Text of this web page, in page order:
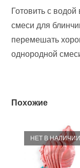
Готовить с
смеси для
перемешать
однородной
Похожие
НЕТ В НАЛИЧИИ